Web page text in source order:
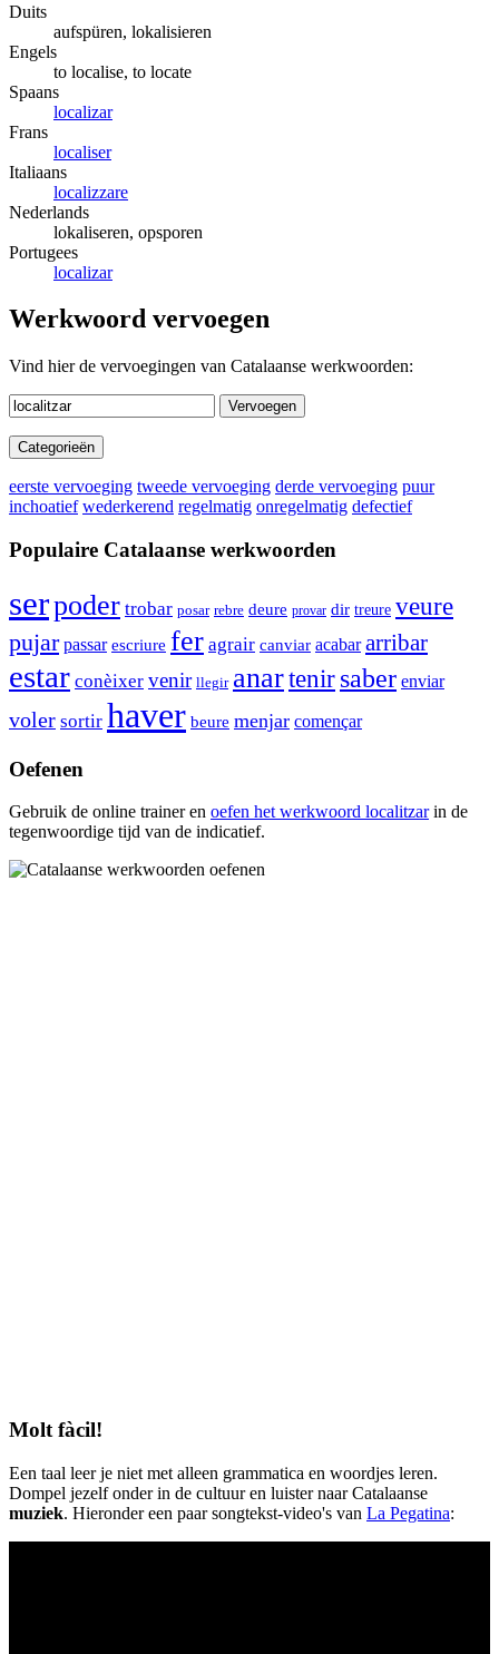
Duits
aufspüren, lokalisieren
Engels
to localise, to locate
Spaans
localizar
Frans
localiser
Italiaans
localizzare
Nederlands
lokaliseren, opsporen
Portugees
localizar
Werkwoord vervoegen
Vind hier de vervoegingen van Catalaanse werkwoorden:
Vervoegen
Categorieën
eerste vervoeging tweede vervoeging derde vervoeging puur
inchoatief wederkerend regelmatig onregelmatig defectief
Populaire Catalaanse werkwoorden
serpoder trobar posar rebre deure provar dir treure veure
pujar passar escriure fer agrair canviar acabar arribar
estar conèixer venir llegir anartenirsaber enviar
voler sortir haver beure menjar començar
Oefenen
Gebruik de online trainer en oefen het werkwoord localitzarin de
tegenwoordige tijd van de indicatief.
Molt fàcil!
Een taal leer je niet met alleen grammatica en woordjes leren.
Dompel jezelf onder in de cultuur en luister naar Catalaanse
muziek. Hieronder een paar songtekst-video's van La Pegatina: